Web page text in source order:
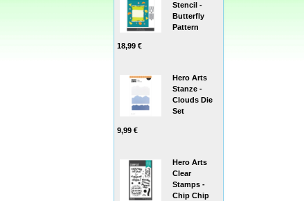
Stencil -
Butterfly
Pattern
18,99 €
Hero Arts
Stanze -
Clouds Die
Set
9,99 €
Hero Arts
Clear
Stamps -
Chip Chip